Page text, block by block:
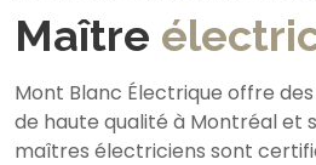
Maître
Mont Blanc Électrique offre
de haute qualité à Montréal et
maîtres électriciens sont